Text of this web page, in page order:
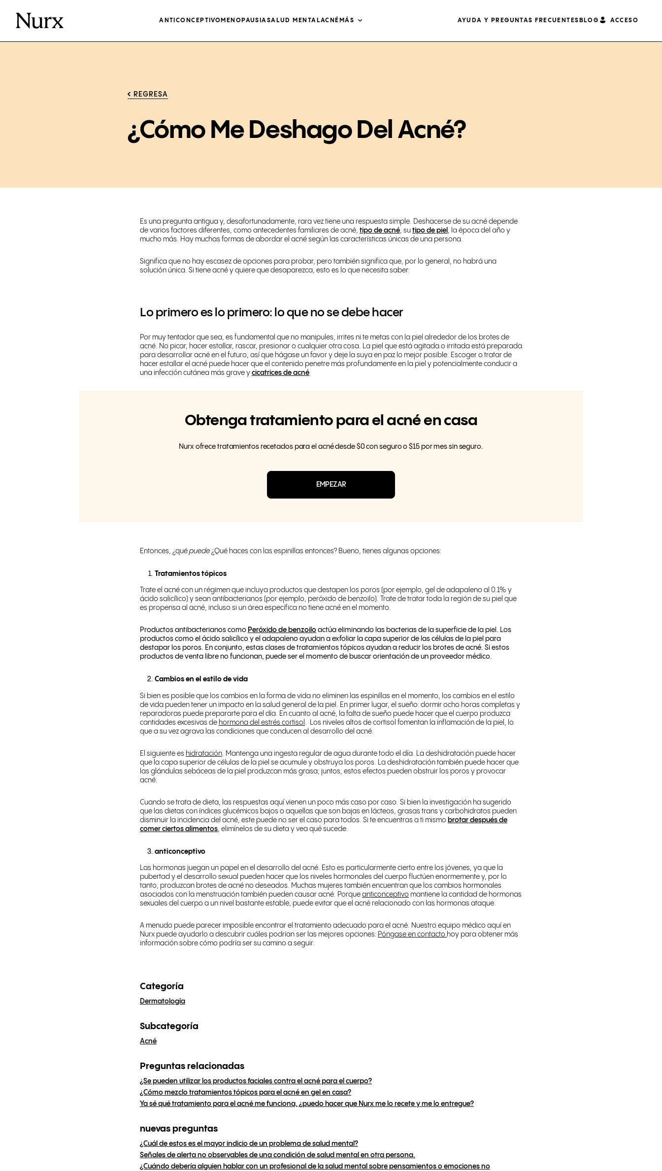
ANTICONCEPTIVO MENOPAUSIASALUD MENTALACNÉ MÁS AYUDA Y PREGUNTAS FRECUENTES BLOG ACCESO
REGRESA
¿Cómo Me Deshago Del Acné?
Es una pregunta antigua y, desafortunadamente, rara vez tiene una respuesta simple. Deshacerse de su acné depende
de varios factores diferentes, como antecedentes familiares de acné, tipo de acné, su tipo de piel , la época del año y
mucho más. Hay muchas formas de abordar el acné según las características únicas de una persona.
Significa que no hay escasez de opciones para probar, pero también significa que, por lo general, no habrá una
solución única. Si tiene acné y quiere que desaparezca, esto es lo que necesita saber:
Lo primero es lo primero: lo que no se debe hacer
Por muy tentador que sea, es fundamental que no manipules, irrites ni te metas con la piel alrededor de los brotes de
acné. No picar, hacer estallar, rascar, presionar o cualquier otra cosa. La piel que está agitada o irritada está preparada
para desarrollar acné en el futuro, así que hágase un favor y deje la suya en paz lo mejor posible. Escoger o tratar de
hacer estallar el acné puede hacer que el contenido penetre más profundamente en la piel y potencialmente conducir a
una infección cutánea más grave y cicatrices de acné.
Obtenga tratamiento para el acné en casa
Nurx ofrece tratamientos recetados para el acné desde $0 con seguro o $15 por mes sin seguro.
EMPEZAR
Entonces, ¿qué puede ¿Qué haces con las espinillas entonces? Bueno, tienes algunas opciones:
Tratamientos tópicos
Trate el acné con un régimen que incluya productos que destapen los poros (por ejemplo, gel de adapaleno al 0.1% y
ácido salicílico) y sean antibacterianos (por ejemplo, peróxido de benzoilo). Trate de tratar toda la región de su piel que
es propensa al acné, incluso si un área específica no tiene acné en el momento.
Productos antibacterianos como Peróxido de benzoilo actúa eliminando las bacterias de la superficie de la piel. Los
productos como el ácido salicílico y el adapaleno ayudan a exfoliar la capa superior de las células de la piel para
destapar los poros. En conjunto, estas clases de tratamientos tópicos ayudan a reducir los brotes de acné. Si estos
productos de venta libre no funcionan, puede ser el momento de buscar orientación de un proveedor médico.
Cambios en el estilo de vida
Si bien es posible que los cambios en la forma de vida no eliminen las espinillas en el momento, los cambios en el estilo
de vida pueden tener un impacto en la salud general de la piel.
En primer lugar, el sueño: dormir ocho horas completas y
reparadoras puede prepararte para el día. En cuanto al acné, la falta de sueño puede hacer que el cuerpo produzca
cantidades excesivas de hormona del estrés cortisol
Los niveles altos de cortisol fomentan la inflamación de la piel, lo
que a su vez agrava las condiciones que conducen al desarrollo del acné.
El siguiente es hidratación . Mantenga una ingesta regular de agua durante todo el día.
La deshidratación puede hacer
que la capa superior de células de la piel se acumule y obstruya los poros. La deshidratación también puede hacer que
las glándulas sebáceas de la piel produzcan más grasa; juntos, estos efectos pueden obstruir los poros y provocar
acné.
Cuando se trata de dieta, las respuestas aquí vienen un poco más caso por caso. Si bien la investigación ha sugerido
que las dietas con índices glucémicos bajos o aquellas que son bajas en lácteos, grasas trans y carbohidratos pueden
disminuir la incidencia del acné, este puede no ser el caso para todos. Si te encuentras a ti mismo brotar después de
comer ciertos alimentos , elimínelos de su dieta y vea qué sucede.
anticonceptivo
Las hormonas juegan un papel en el desarrollo del acné. Esto es particularmente cierto entre los jóvenes, ya que la
pubertad y el desarrollo sexual pueden hacer que los niveles hormonales del cuerpo fluctúen enormemente y, por lo
tanto, produzcan brotes de acné no deseados. Muchas mujeres también encuentran que los cambios hormonales
asociados con la menstruación también pueden causar acné. Porque anticonceptivo mantiene la cantidad de hormonas
sexuales del cuerpo a un nivel bastante estable, puede evitar que el acné relacionado con las hormonas ataque.
A menudo puede parecer imposible encontrar el tratamiento adecuado para el acné. Nuestro equipo médico aquí en
Nurx puede ayudarlo a descubrir cuáles podrían ser las mejores opciones: Póngase en contacto hoy para obtener más
información sobre cómo podría ser su camino a seguir.
Categoría
Dermatología
Subcategoría
Acné
Preguntas relacionadas
¿Se pueden utilizar los productos faciales contra el acné para el cuerpo?
¿Cómo mezclo tratamientos tópicos para el acné en gel en casa?
Ya sé qué tratamiento para el acné me funciona, ¿puedo hacer que Nurx me lo recete y me lo entregue?
nuevas preguntas
¿Cuál de estos es el mayor indicio de un problema de salud mental?
Señales de alerta no observables de una condición de salud mental en otra persona.
¿Cuándo debería alguien hablar con un profesional de la salud mental sobre pensamientos o emociones no